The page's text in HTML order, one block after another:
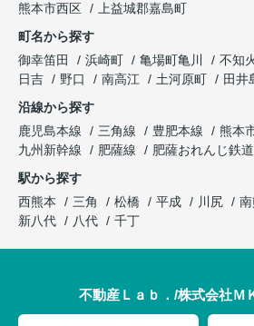
熊本市西区
上益城郡嘉島町
町名から探す
御幸笛田
浜崎町 亀場町亀川 不知
日吉
野口 南高江 土河原町
田井
沿線から探す
鹿児島本線
三角線 豊肥本線
熊本
九州新幹線
肥薩線
肥薩おれんじ鉄道
駅から探す
西熊本
三角 松橋 平成 川尻
新八代
八代 千丁
不動産Ｌａｂ．/株式会社Ｍ